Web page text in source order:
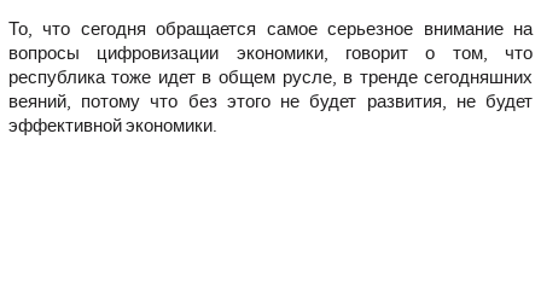
То, что сегодня обращается самое серьезное внимание на
вопросы цифровизации экономики, говорит о том, что
республика тоже идет в общем русле, в тренде сегодняшних
веяний, потому что без этого не будет развития, не будет
эффективной экономики.